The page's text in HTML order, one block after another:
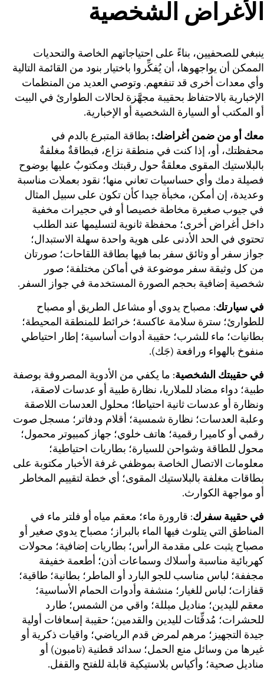
الأغراض الشخصية
ينبغي للصحفيين، بناءً على احتياجاتهم الخاصة والتحديات
الممكن أن يواجهوها، أن يُفكِّروا باختيار بنود من القائمة التالية
وأي معدات أخرى قد تنفعهم. وتوصي العديد من المنظمات
الإخبارية بالاحتفاظ بحقيبة مجهَّزة لحالات الطوارئ في البيت
أو المكتب أو السيارة الشخصية أو الإخبارية.
معك أو من ضمن أغراضك:بطاقة المتبرع بالدم في
محفظتك، أو، إذا كنت في منطقة نزاع، فبطاقةٌ مغلفةٌ
بالبلاستيك المقوى معلقةٌ حول رقبتك ومكتوبٌ عليها بوضوح
فصيلة دمك وأي حساسيات تعاني منها؛ نقود بعملات مناسبة
وعديدة، إن أمكن، مخبأة جيدا كأن تكون على سبيل المثال
في جيوب صغيرة مخاطة خصيصا أو في حجيرات مخفية
داخل أغراض أخرى؛ محفظة ثانوية لتسليمها عند الطلب
تحتوي في الحد الأدنى على هوية واحدة سهلة الاستبدال؛
جواز سفر أو وثائق سفر بما فيها بطاقة اللقاحات؛ صورتان
من كل وثيقة سفر موضوعة في أماكن مختلفة؛ صور
شخصية إضافية بحجم الصورة المستخدمة في جواز السفر.
في سيارتك: مصباح يدوي أو مشاعل الطريق أو مصباح
للطوارئ؛ سترة سلامة عاكسة؛ خرائط للمنطقة المحيطة؛
بطانيات؛ ماء للشرب؛ حقيبة أدوات أساسية؛ إطار احتياطي
منفوخ بالهواء ورافعة (جَك).
في حقيبتك الشخصية: ما يكفي من الأدوية المصروفة بوصفة
طبية؛ دواء مضاد للملاريا، نظارة طبية أو عدسات لاصقة،
ونظارة أو عدسات ثانية احتياطا؛ محلول العدسات اللاصقة
وعلبة العدسات؛ نظارة شمسية؛ أقلام ودفاتر؛ مسجل صوت
رقمي أو كاميرا رقمية؛ هاتف خلوي؛ جهاز كمبيوتر محمول؛
محول للطاقة وشواحن للسيارة؛ بطاريات احتياطية؛
معلومات الاتصال الخاصة بموظفي غرفة الأخبار مكتوبة على
بطاقات مغلفة بالبلاستيك المقوى؛ أي خطة لتقييم المخاطر
أو مواجهة الكوارث.
في حقيبة سفرك: قارورة ماء؛ معقم مياه أو فلتر ماء في
المناطق التي يتلوث فيها الماء بالبراز؛ مصباح يدوي صغير أو
مصباح يثبت على مقدمة الرأس؛ بطاريات إضافية؛ محولات
كهربائية مناسبة وأسلاك وسماعات أذن؛ أطعمة خفيفة
مجففة؛ لباس مناسب للجو البارد أو الماطر؛ بطانية؛ طاقية؛
قفازات؛ لباس للغيار؛ منشفة وأدوات الحمام الأساسية؛
معقم لليدين؛ مناديل مبللة؛ واقي من الشمس؛ طارد
للحشرات؛ مُدفِّئات لليدين والقدمين؛ حقيبة إسعافات أولية
جيدة التجهيز؛ مرهم لمرض قدم الرياضي؛ واقيات ذكرية أو
غيرها من وسائل منع الحمل؛ سدائد قطنية (تامبون) أو
مناديل صحية؛ وأكياس بلاستيكية قابلة للفتح والقفل.